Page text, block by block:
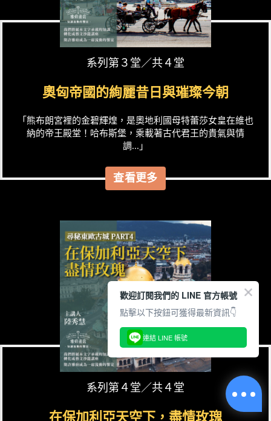
系列第３堂／共４堂
奧匈帝國的絢麗昔日與璀璨今朝
「熊布朗宮裡的金碧輝煌，是奧地利國母特蕾莎女皇在維也
納的帝王殿堂！哈布斯堡，乘載著古代君王的貴氣與情
調...」
查看更多
系列第４堂／共４堂
在保加利亞天空下，盡情玫瑰
歡迎訂閱我們的 LINE 官方帳號
點擊以下按鈕可獲得最新資訊👇
連結 LINE 帳號